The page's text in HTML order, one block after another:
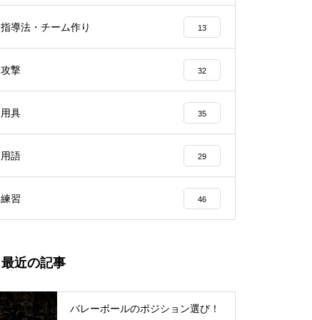
指導法・チーム作り 13
攻撃 32
用具 35
用語 29
練習 46
最近の記事
バレーボールのポジション選び！